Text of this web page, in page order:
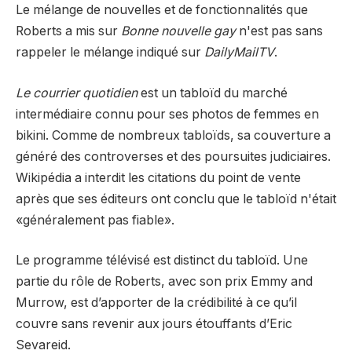
Le mélange de nouvelles et de fonctionnalités que
Roberts a mis sur Bonne nouvelle gayn'est pas sans
rappeler le mélange indiqué sur DailyMailTV.
Le courrier quotidienest un tabloïd du marché
intermédiaire connu pour ses photos de femmes en
bikini. Comme de nombreux tabloïds, sa couverture a
généré des controverses et des poursuites judiciaires.
Wikipédia a interdit les citations du point de vente
après que ses éditeurs ont conclu que le tabloïd n'était
«généralement pas fiable».
Le programme télévisé est distinct du tabloïd. Une
partie du rôle de Roberts, avec son prix Emmy and
Murrow, est d’apporter de la crédibilité à ce qu’il
couvre sans revenir aux jours étouffants d’Eric
Sevareid.